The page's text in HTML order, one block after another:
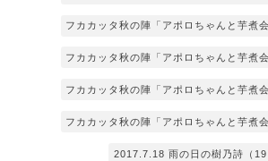
フカカッタ秋の陣「アポロちゃんと芋煮
フカカッタ秋の陣「アポロちゃんと芋煮
フカカッタ秋の陣「アポロちゃんと芋煮
フカカッタ秋の陣「アポロちゃんと芋煮
2017.7.18 雨の日の樹乃詩（19